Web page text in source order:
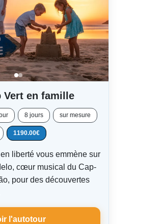
Vert en famille
8 jours sur mesure
1190.00€
liberté vous emmène sur
cœur musical du Cap-
pour des découvertes
l'autotour